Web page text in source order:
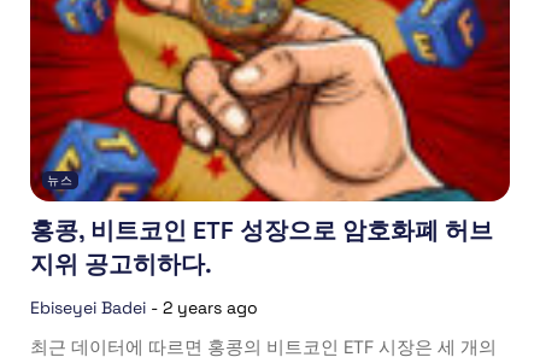
뉴스
홍콩, 비트코인 ETF 성장으로 암호화폐 허브
지위 공고히하다.
Ebiseyei Badei - 2 years ago
최근 데이터에 따르면 홍콩의 비트코인 ETF 시장은 세 개의